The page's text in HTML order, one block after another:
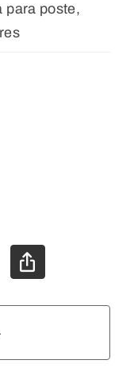
para poste,